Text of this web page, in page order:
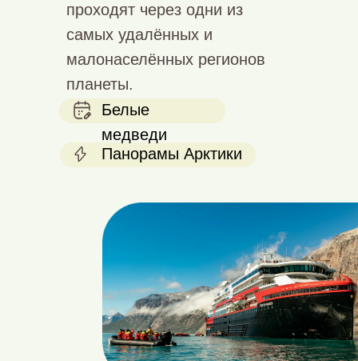
проходят через одни из
самых удалённых и
малонаселённых регионов
планеты.
Панорамы Арктики
Белые
медведи